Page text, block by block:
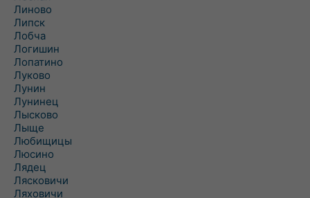
Линово
Липск
Лобча
Логишин
Лопатино
Луково
Лунин
Лунинец
Лысково
Лыще
Любищицы
Люсино
Лядец
Лясковичи
Ляховичи